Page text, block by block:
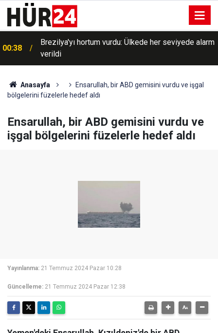
00:38
Brezilya'yı hortum vurdu: Ülkede her seviyede alarm
verildi
Anasayfa
Ensarullah, bir ABD gemisini vurdu ve işgal
bölgelerini füzelerle hedef aldı
Ensarullah, bir ABD gemisini vurdu ve
işgal bölgelerini füzelerle hedef aldı
Yayınlanma: 21 Temmuz 2024 Pazar 10:28
Güncelleme: 21 Temmuz 2024 Pazar 12:38